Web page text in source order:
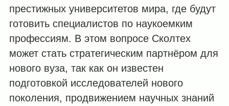
престижных университетов мира, где будут
готовить специалистов по наукоемким
профессиям. В этом вопросе Сколтех
может стать стратегическим партнёром для
нового вуза, так как он известен
подготовкой исследователей нового
поколения, продвижением научных знаний